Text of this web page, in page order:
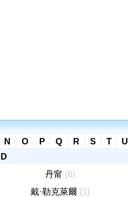
N O P Q R S T U
D
丹甯 (6)
戴·勒克萊爾 (1)